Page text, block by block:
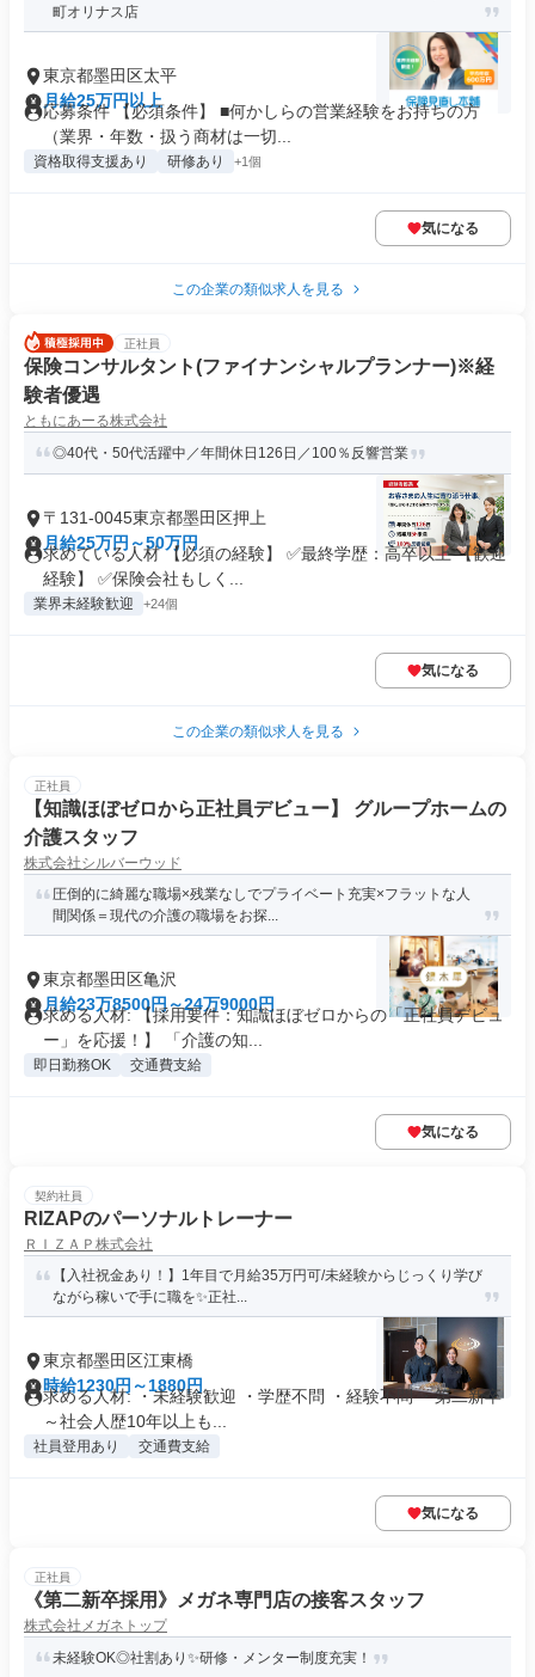
町オリナス店
東京都墨田区太平
月給25万円以上
応募条件 【必須条件】 ■何かしらの営業経験をお持ちの方
（業界・年数・扱う商材は一切...
資格取得支援あり 研修あり +1個
気になる
この企業の類似求人を見る
正社員
保険コンサルタント(ファイナンシャルプランナー)※経
験者優遇
ともにあーる株式会社
◎40代・50代活躍中／年間休日126日／100％反響営業
〒131-0045東京都墨田区押上
月給25万円～50万円
求めている人材 【必須の経験】 ✅最終学歴：高卒以上 【歓迎
経験】 ✅保険会社もしく...
業界未経験歓迎 +24個
気になる
この企業の類似求人を見る
正社員
【知識ほぼゼロから正社員デビュー】 グループホームの
介護スタッフ
株式会社シルバーウッド
圧倒的に綺麗な職場×残業なしでプライベート充実×フラットな人
間関係＝現代の介護の職場をお探...
東京都墨田区亀沢
月給23万8500円～24万9000円
求める人材: 【採用要件：知識ほぼゼロからの「正社員デビュ
ー」を応援！】 「介護の知...
即日勤務OK 交通費支給
気になる
契約社員
RIZAPのパーソナルトレーナー
ＲＩＺＡＰ株式会社
【入社祝金あり！】1年目で月給35万円可/未経験からじっくり学び
ながら稼いで手に職を✨正社...
東京都墨田区江東橋
時給1230円～1880円
求める人材: ・未経験歓迎 ・学歴不問 ・経験不問 ・第二新卒
～社会人歴10年以上も...
社員登用あり 交通費支給
気になる
正社員
《第二新卒採用》メガネ専門店の接客スタッフ
株式会社メガネトップ
未経験OK◎社割あり✨研修・メンター制度充実！